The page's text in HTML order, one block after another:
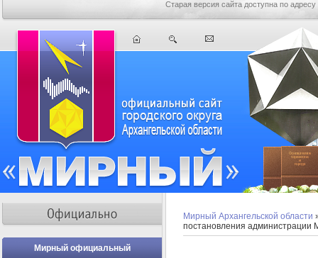
Старая версия сайта доступна по адресу
Мирный официальный
Мирный Архангельской области
постановления администрации